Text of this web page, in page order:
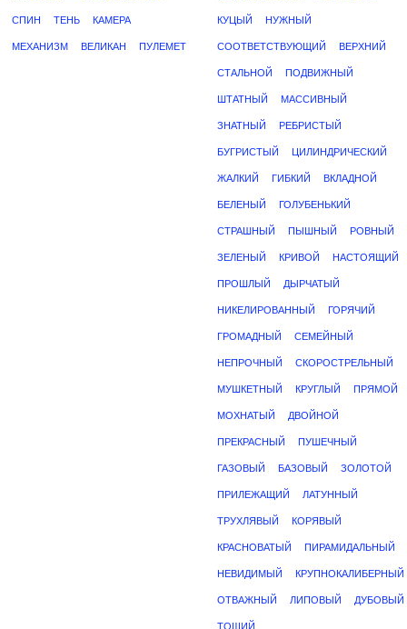
СПИН ТЕНЬ КАМЕРА
МЕХАНИЗМ ВЕЛИКАН ПУЛЕМЕТ
КУЦЫЙ НУЖНЫЙ
СООТВЕТСТВУЮЩИЙ ВЕРХНИЙ
СТАЛЬНОЙ ПОДВИЖНЫЙ
ШТАТНЫЙ МАССИВНЫЙ
ЗНАТНЫЙ РЕБРИСТЫЙ
БУГРИСТЫЙ ЦИЛИНДРИЧЕСКИЙ
ЖАЛКИЙ ГИБКИЙ ВКЛАДНОЙ
БЕЛЕНЫЙ ГОЛУБЕНЬКИЙ
СТРАШНЫЙ ПЫШНЫЙ РОВНЫЙ
ЗЕЛЕНЫЙ КРИВОЙ НАСТОЯЩИЙ
ПРОШЛЫЙ ДЫРЧАТЫЙ
НИКЕЛИРОВАННЫЙ ГОРЯЧИЙ
ГРОМАДНЫЙ СЕМЕЙНЫЙ
НЕПРОЧНЫЙ СКОРОСТРЕЛЬНЫЙ
МУШКЕТНЫЙ КРУГЛЫЙ ПРЯМОЙ
МОХНАТЫЙ ДВОЙНОЙ
ПРЕКРАСНЫЙ ПУШЕЧНЫЙ
ГАЗОВЫЙ БАЗОВЫЙ ЗОЛОТОЙ
ПРИЛЕЖАЩИЙ ЛАТУННЫЙ
ТРУХЛЯВЫЙ КОРЯВЫЙ
КРАСНОВАТЫЙ ПИРАМИДАЛЬНЫЙ
НЕВИДИМЫЙ КРУПНОКАЛИБЕРНЫЙ
ОТВАЖНЫЙ ЛИПОВЫЙ ДУБОВЫЙ
ТОЩИЙ